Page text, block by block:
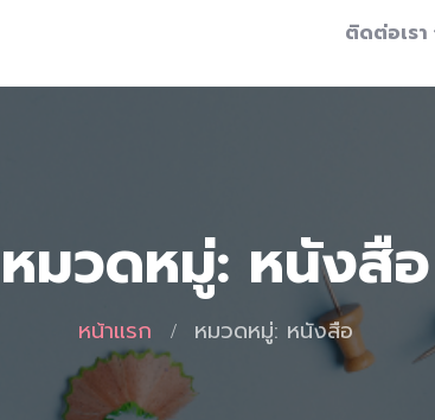
ติดต่อเรา
หมวดหมู่: หนังสือ
หน้าแรก หมวดหมู่: หนังสือ